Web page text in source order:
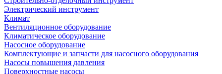
Электрический инструмент
Климат
Вентиляционное оборудование
Климатическое оборудование
Насосное оборудование
Комплектующие и запчасти для насосного оборудования
Насосы повышения давления
Поверхностные насосы